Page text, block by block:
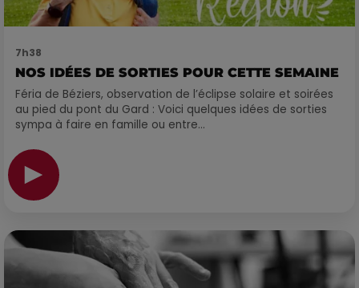
7h38
NOS IDÉES DE SORTIES POUR CETTE SEMAINE
Féria de Béziers, observation de l’éclipse solaire et soirées
au pied du pont du Gard : Voici quelques idées de sorties
sympa à faire en famille ou entre...